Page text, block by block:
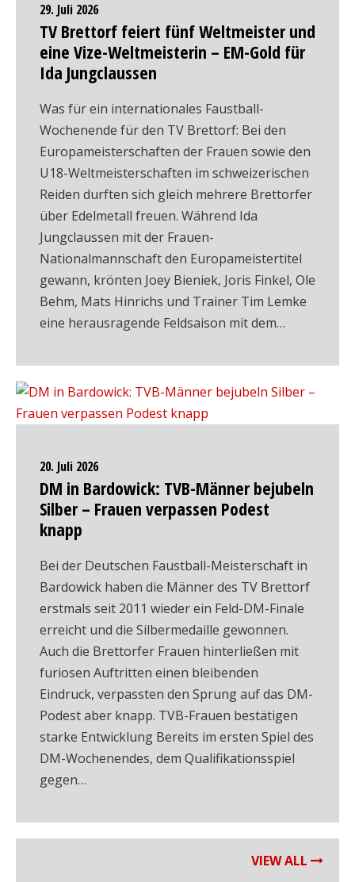
29. Juli 2026
TV Brettorf feiert fünf Weltmeister und
eine Vize-Weltmeisterin – EM-Gold für
Ida Jungclaussen
Was für ein internationales Faustball-
Wochenende für den TV Brettorf: Bei den
Europameisterschaften der Frauen sowie den
U18-Weltmeisterschaften im schweizerischen
Reiden durften sich gleich mehrere Brettorfer
über Edelmetall freuen. Während Ida
Jungclaussen mit der Frauen-
Nationalmannschaft den Europameistertitel
gewann, krönten Joey Bieniek, Joris Finkel, Ole
Behm, Mats Hinrichs und Trainer Tim Lemke
eine herausragende Feldsaison mit dem…
20. Juli 2026
DM in Bardowick: TVB-Männer bejubeln
Silber – Frauen verpassen Podest
knapp
Bei der Deutschen Faustball-Meisterschaft in
Bardowick haben die Männer des TV Brettorf
erstmals seit 2011 wieder ein Feld-DM-Finale
erreicht und die Silbermedaille gewonnen.
Auch die Brettorfer Frauen hinterließen mit
furiosen Auftritten einen bleibenden
Eindruck, verpassten den Sprung auf das DM-
Podest aber knapp. TVB-Frauen bestätigen
starke Entwicklung Bereits im ersten Spiel des
DM-Wochenendes, dem Qualifikationsspiel
gegen…
VIEW ALL